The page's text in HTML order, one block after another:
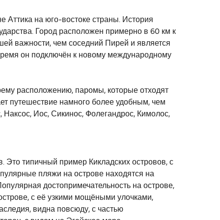
Аттика на юго-востоке страны. История
Город расположен примерно в 60 км к
важности, чем соседний Пирей и является
он подключён к новому международному
расположению, паромы, которые отходят
путешествие намного более удобным, чем
Наксос, Иос, Сикинос, Фолегандрос, Кимолос,
Это типичный пример Кикладских островов, с
пляжи на острове находятся на
достопримечательность на острове,
с её узкими мощёными улочками,
видна повсюду, с частью